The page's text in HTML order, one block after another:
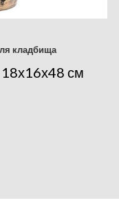
кладбища
18х16х48 см